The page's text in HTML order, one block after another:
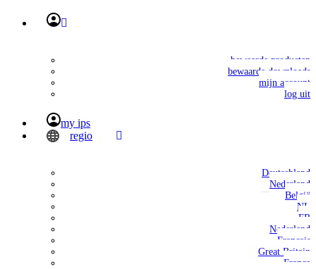
bewaarde producten
bewaarde downloads
mijn account
log uit
my ips
regio
Deutschland
Nederland
België
NL
FR
Nederland
Français
Great Britain
France